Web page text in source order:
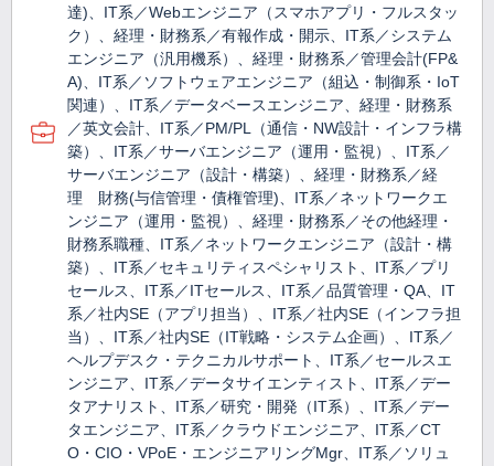
達)、IT系／Webエンジニア（スマホアプリ・フルスタッ
ク）、経理・財務系／有報作成・開示、IT系／システム
エンジニア（汎用機系）、経理・財務系／管理会計(FP&
A)、IT系／ソフトウェアエンジニア（組込・制御系・IoT
関連）、IT系／データベースエンジニア、経理・財務系
／英文会計、IT系／PM/PL（通信・NW設計・インフラ構
築）、IT系／サーバエンジニア（運用・監視）、IT系／
サーバエンジニア（設計・構築）、経理・財務系／経
理 財務(与信管理・債権管理)、IT系／ネットワークエ
ンジニア（運用・監視）、経理・財務系／その他経理・
財務系職種、IT系／ネットワークエンジニア（設計・構
築）、IT系／セキュリティスペシャリスト、IT系／プリ
セールス、IT系／ITセールス、IT系／品質管理・QA、IT
系／社内SE（アプリ担当）、IT系／社内SE（インフラ担
当）、IT系／社内SE（IT戦略・システム企画）、IT系／
ヘルプデスク・テクニカルサポート、IT系／セールスエ
ンジニア、IT系／データサイエンティスト、IT系／デー
タアナリスト、IT系／研究・開発（IT系）、IT系／デー
タエンジニア、IT系／クラウドエンジニア、IT系／CT
O・CIO・VPoE・エンジニアリングMgr、IT系／ソリュ